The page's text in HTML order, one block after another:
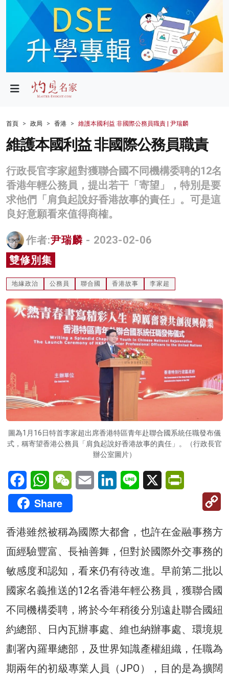
政局
財經
生活
商業
科技
名家榜
灼見活動
關於我們
首頁 政局 香港 維護本國利益 非國際公務員職責 | 尹瑞麟
維護本國利益 非國際公務員職責
行政長官李家超對獲聯合國不同機構委聘的12名
香港年輕公務員，提出若干「寄望」，特別是要
求他們「肩負起說好香港故事的責任」。可是這
良好意願看來值得商榷。
作者:尹瑞麟 - 2023-02-06
雙修別集
地緣政治 公務員 聯合國 香港故事 李家超
圖為1月16日特首李家超出席香港特區青年赴聯合國系統任職發布儀
式，稱寄望香港公務員「肩負起說好香港故事的責任」。（行政長官
辦公室圖片）
FacebookWhatsAppWeChatEmail LinkedInLine X
Share
香港雖然被稱為國際大都會，也許在金融事務方
面經驗豐富、長袖善舞，但對於國際外交事務的
敏感度和認知，看來仍有待改進。早前第二批以
國家名義推送的12名香港年輕公務員，獲聯合國
不同機構委聘，將於今年稍後分別遠赴聯合國紐
約總部、日內瓦辦事處、維也納辦事處、環境規
劃署內羅畢總部，及世界知識產權組織，任職為
期兩年的初級專業人員（JPO），目的是為擴闊